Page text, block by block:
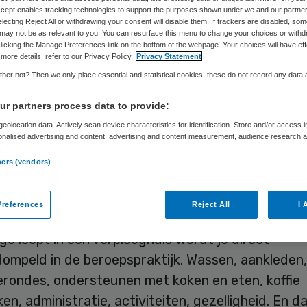
Liane den Haan 13 maart 2019,13:13 78 keer gelezen
nog? Uw stage? In het slechtste geval een
halen en de administratie. In het ideale geval een
voorbereiding op de beroepspraktijk, in het
bijdrage levert aan opleiding en vorming.
loopt in een verpleeghuis wordt je direct
in de beroepspraktijk. Wassen, aankleden,
ondersteunen met koken en eten, koffie
administratie, activiteiten, gezelligheid. En
enables tracking technologies to support the purposes shown under we and our
Reject All or withdrawing your consent will disable them. If trackers are disabled,
not be as relevant to you. You can resurface this menu to change your choices or
the Manage Preferences link on the bottom of the webpage. Your choices will have
details, refer to our Privacy Policy. Privacy Statement
not? Then we only place essential and statistical cookies, these do not record any data
partners process data to provide:
data. Actively scan device characteristics for identification. Store and/or access
advertising and content, advertising and content measurement, audience research
(vendors)
Reject All I